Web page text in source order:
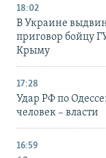
18:02
В Украине
приговор бойцу
Крыму
17:28
Удар РФ по
человек – власти
16:59